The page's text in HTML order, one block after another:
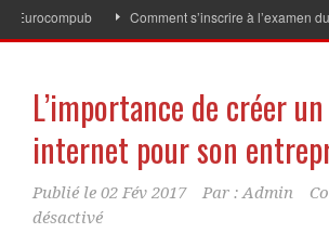
Comment s’inscrire à l’examen du
L’importance de créer
internet pour son
Publié le 02 Fév 2017 Par : Admin
désactivé